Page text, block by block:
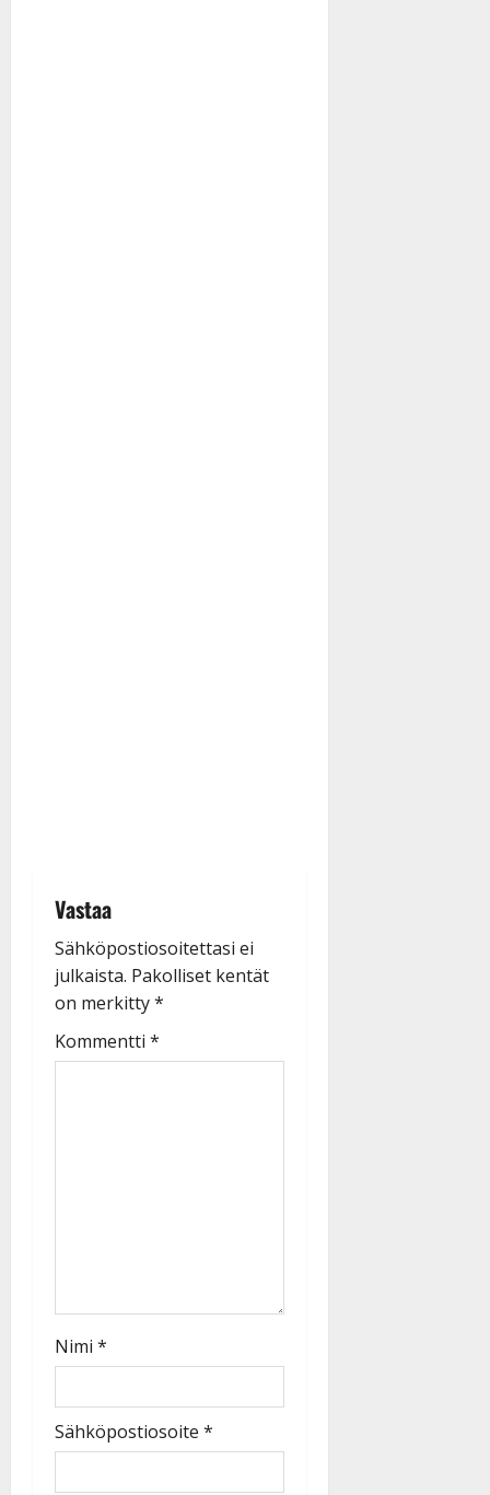
Vastaa
Sähköpostiosoitettasi ei
julkaista. Pakolliset kentät
on merkitty*
Kommentti *
Nimi *
Sähköpostiosoite *